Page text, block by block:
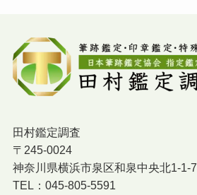
田村鑑定調査
〒245-0024
神奈川県横浜市泉区和泉中央北1-1-7
TEL：045-805-5591